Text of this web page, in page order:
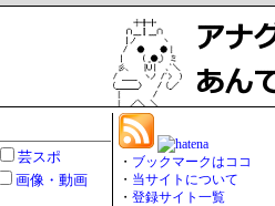
芸スポ
画像・動画
・ ブックマークはココ
・ 当サイトについて
・ 登録サイト一覧